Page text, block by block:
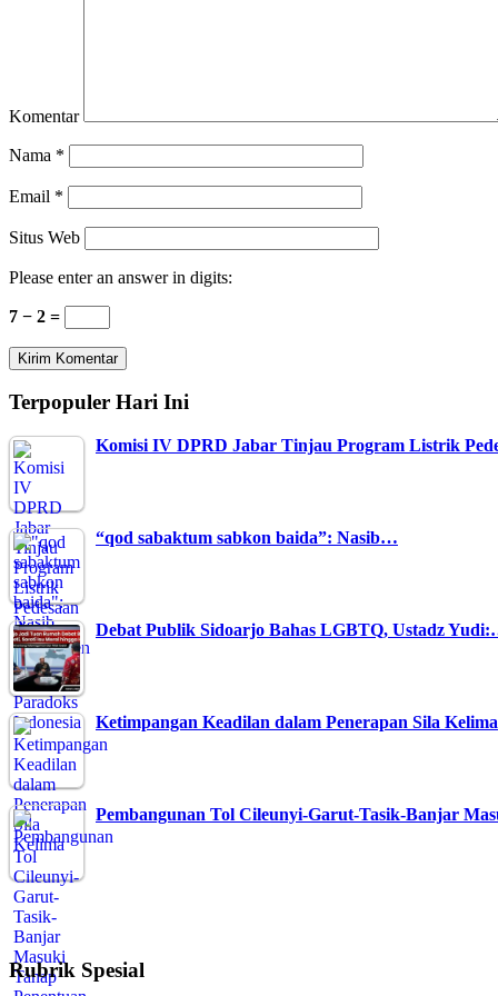
Komentar
Nama *
Email *
Situs Web
Please enter an answer in digits:
7 − 2 =
Terpopuler Hari Ini
Komisi IV DPRD Jabar Tinjau Program Listrik
“qod sabaktum sabkon baida”: Nasib…
Debat Publik Sidoarjo Bahas LGBTQ, Ustadz
Ketimpangan Keadilan dalam Penerapan Sila Kelima
Pembangunan Tol Cileunyi-Garut-Tasik-Banjar
Rubrik Spesial